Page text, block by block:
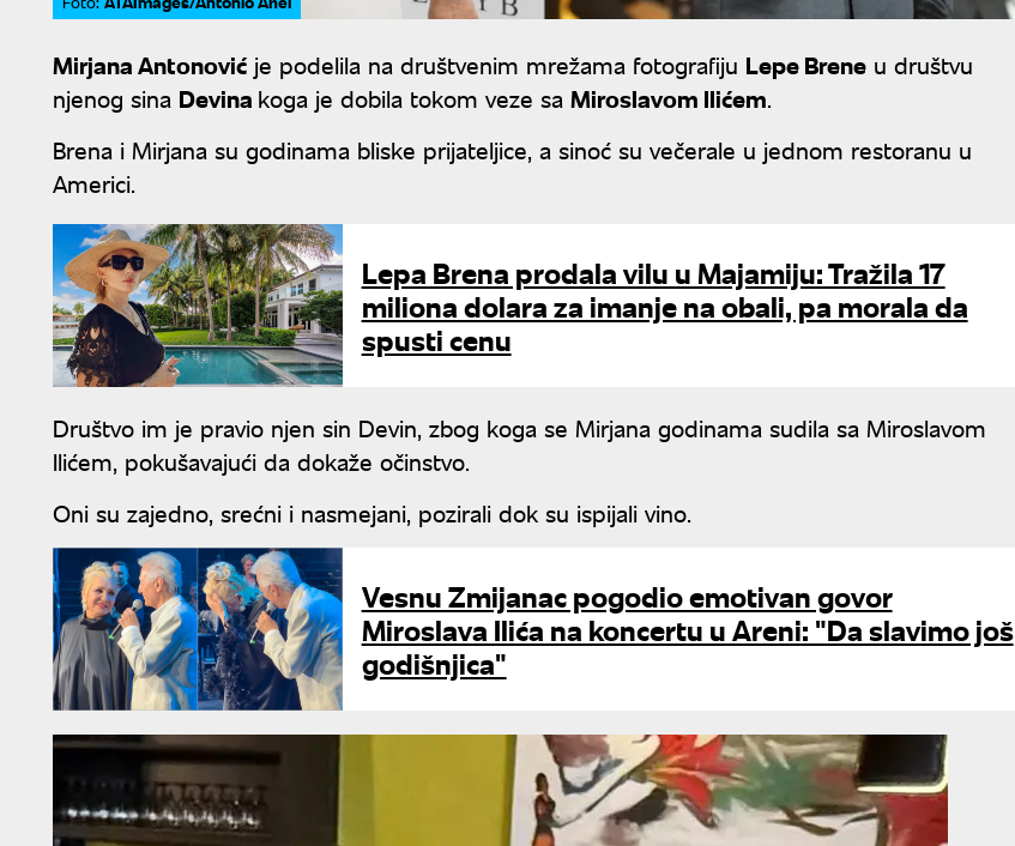
Mirjana Antonović je podelila na društvenim mrežama fotografiju Lepe Brene u društvu
njenog sina Devina koga je dobila tokom veze sa Miroslavom Ilićem.
Brena i Mirjana su godinama bliske prijateljice, a sinoć su večerale u jednom restoranu u
Americi.
Lepa Brena prodala vilu u Majamiju: Tražila 17
miliona dolara za imanje na obali, pa morala da
spusti cenu
Društvo im je pravio njen sin Devin, zbog koga se Mirjana godinama sudila sa Miroslavom
Ilićem, pokušavajući da dokaže očinstvo.
Oni su zajedno, srećni i nasmejani, pozirali dok su ispijali vino.
Vesnu Zmijanac pogodio emotivan govor
Miroslava Ilića na koncertu u Areni: "Da slavimo još
godišnjica"